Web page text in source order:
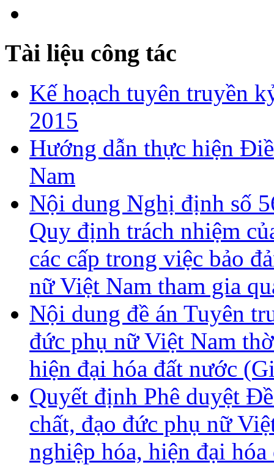
Tài liệu công tác
Kế hoạch tuyên truyền
2015
Hướng dẫn thực hiện
Nam
Nội dung Nghị định số
Quy định trách nhiệm
các cấp trong việc bảo
nữ Việt Nam tham gia
Nội dung đề án Tuyên
đức phụ nữ Việt Nam
hiện đại hóa đất nước
Quyết định Phê duyệt
chất, đạo đức phụ nữ
nghiệp hóa, hiện đại